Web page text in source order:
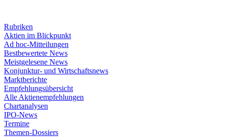
Rubriken
Aktien im Blickpunkt
Ad hoc-Mitteilungen
Bestbewertete News
Meistgelesene News
Konjunktur- und Wirtschaftsnews
Marktberichte
Empfehlungsübersicht
Alle Aktienempfehlungen
Chartanalysen
IPO-News
Termine
Themen-Dossiers